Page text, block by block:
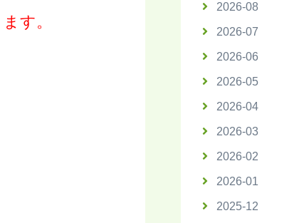
す。
2026-08
2026-07
2026-06
2026-05
2026-04
2026-03
2026-02
2026-01
2025-12